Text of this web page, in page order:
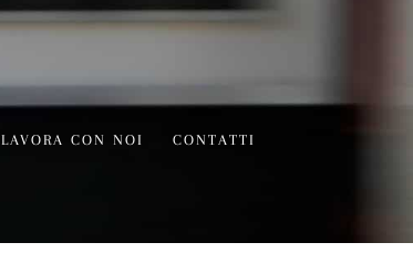
LAVORA CON NOI CONTATTI